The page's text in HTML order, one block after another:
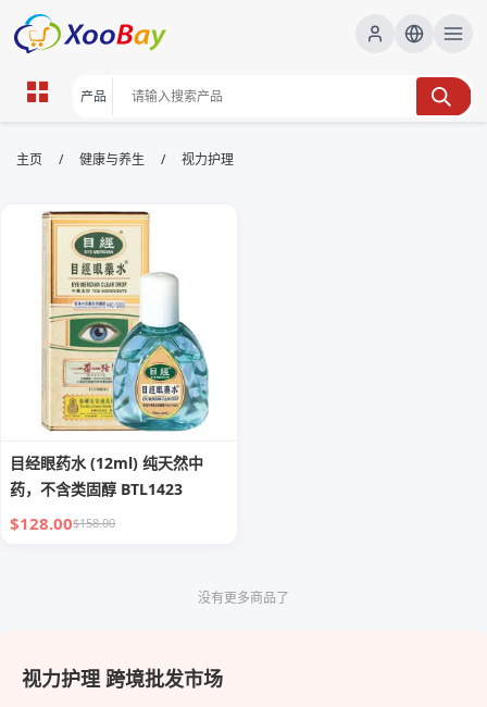
视力护理 | XOOBAY B2B/B2C
视力护理,眼健康,眼科保健, wholesale 视力护理,
XOOBAY
全面眼部护理与日常护眼技巧与用眼习惯要点
主页 / 健康与养生 / 视力护理
目经眼药水 (12ml) 纯天然中
药，不含类固醇 BTL1423
$128.00$158.00
没有更多商品了
视力护理 跨境批发市场